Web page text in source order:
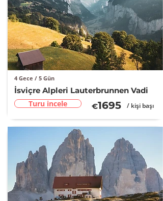
4 Gece / 5 Gün
İsviçre Alpleri Lauterbrunnen Vadi
Turu incele
€1695 / kişi başı